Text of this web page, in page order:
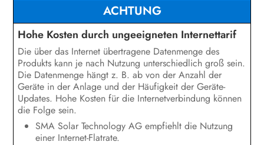
ACHTUNG
Hohe Kosten durch ungeeigneten Internettarif
Die über das Internet übertragene Datenmenge des
Produkts kann je nach Nutzung unterschiedlich groß sein.
Die Datenmenge hängt z. B. ab von der Anzahl der
Geräte in der Anlage und der Häufigkeit der Geräte-
Updates. Hohe Kosten für die Internetverbindung können
die Folge sein.
SMA Solar Technology AG empfiehlt die Nutzung
einer Internet-Flatrate.